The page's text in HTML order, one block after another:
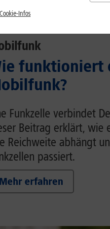
funktioniert
Funkzelle verbindet
Beitrag erklärt, wie
Reichweite abhängt
passiert.
Mehr erfahren
Cookie-Infos